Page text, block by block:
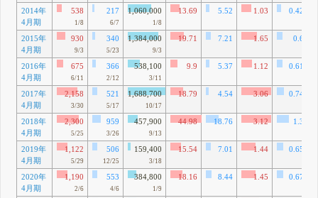
2014年
4月期
538
1/8
217
6/7
1,060,000
1/8
13.69 5.52 1.03
0.42
2015年
4月期
930
9/3
340
5/23
1,384,000
9/3
19.71 7.21 1.65
0.6
2016年
4月期
675
6/11
366
2/12
538,100
3/11
9.9 5.37 1.12
0.61
2017年
4月期
2,158
3/30
521
5/17
1,688,700
10/17
18.79 4.54 3.06
0.74
2018年
4月期
2,300
5/25
959
3/26
457,900
9/13
44.98 18.76 3.12
1.3
2019年
4月期
1,122
5/29
506
12/25
159,400
3/18
15.54 7.01 1.44
0.65
2020年
4月期
1,190
2/6
553
4/6
384,800
1/9
18.16 8.44 1.45
0.67